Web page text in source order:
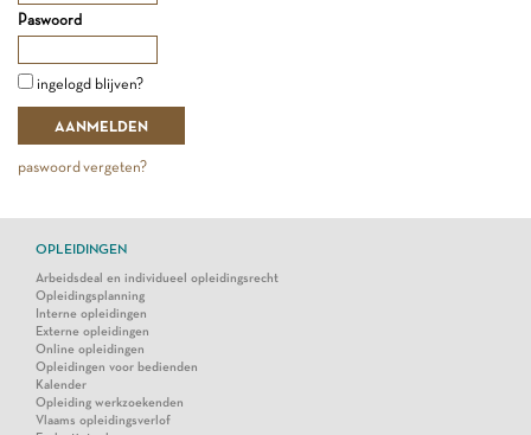
Paswoord
ingelogd blijven?
paswoord vergeten?
OPLEIDINGEN
Arbeidsdeal en individueel opleidingsrecht
Opleidingsplanning
Interne opleidingen
Externe opleidingen
Online opleidingen
Opleidingen voor bedienden
Kalender
Opleiding werkzoekenden
Vlaams opleidingsverlof